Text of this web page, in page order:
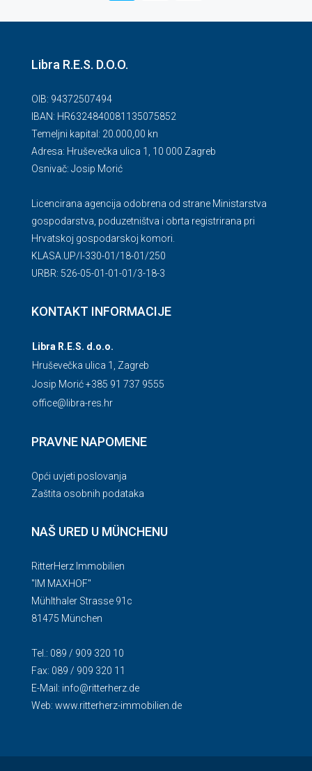
Libra R.E.S. D.O.O.
OIB: 94372507494
IBAN: HR6324840081135075852
Temeljni kapital: 20.000,00 kn
Adresa: Hruševečka ulica 1, 10 000 Zagreb
Osnivač: Josip Morić
Licencirana agencija odobrena od strane Ministarstva
gospodarstva, poduzetništva i obrta registrirana pri
Hrvatskoj gospodarskoj komori.
KLASA.UP/l-330-01/18-01/250
URBR: 526-05-01-01-01/3-18-3
KONTAKT INFORMACIJE
Libra R.E.S. d.o.o.
Hruševečka ulica 1, Zagreb
Josip Morić +385 91 737 9555
office@libra-res.hr
PRAVNE NAPOMENE
Opći uvjeti poslovanja
Zaštita osobnih podataka
NAŠ URED U MÜNCHENU
RitterHerz Immobilien
"IM MAXHOF"
Mühlthaler Strasse 91c
81475 München
Tel.: 089 / 909 320 10
Fax: 089 / 909 320 11
E-Mail: info@ritterherz.de
Web: www.ritterherz-immobilien.de